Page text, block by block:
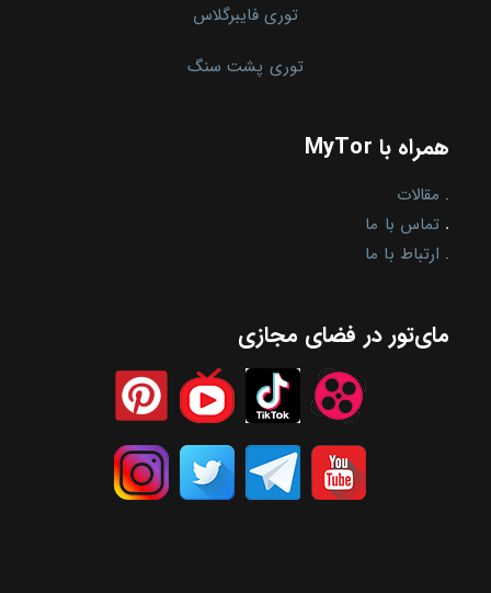
توری فایبرگلاس
توری پشت سنگ
همراه با MyTor
. مقالات
. تماس با ما
. ارتباط با ما
مای‌تور در فضای مجازی